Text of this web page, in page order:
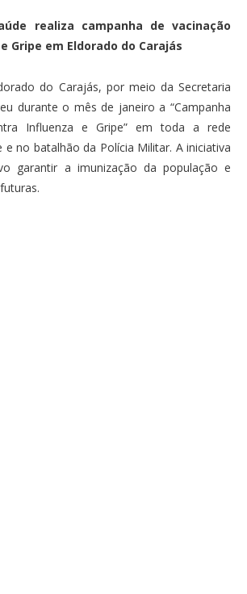
realiza campanha de vacinação
Gripe em Eldorado do Carajás
do Carajás, por meio da Secretaria
durante o mês de janeiro a “Campanha
Influenza e Gripe” em toda a rede
e no batalhão da Polícia Militar. A iniciativa
garantir a imunização da população e